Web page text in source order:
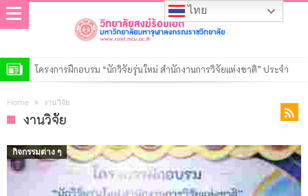
โครงการฝึกอบรม “นักวิจัยรุ่นใหม่ สำนักงานการวิจัยแห่งชาติ” ประจำ
ของสำนักงานตรวจสอบภายใน ประจำปี ๒๕๖๙
ประกาศวิทยาลัยสงฆ์ร้อยเอ็ด มหาวิทยาลัยมหาจุฬาลงกรณราชวิทยาลัย
สาขาวิชารัฐประศาสนศาสตร์ รอบที่ ๒ ประจำปีการศึกษา ๒๕๖๙
เรื่อง รายชื่อผู้มีสิทธิ์เข้าศึกษาต่อหลักสูตรพุทธศาสตรดุษฎีบัณฑิต สาขา
วิชาพระพุทธศาสนา รอบที่ ๒ ประจำปีการศึกษา ๒๕๖๙
ประกาศวิทยาลัยสงฆ์ร้อยเอ็ด มหาวิทยาลัยมหาจุฬาลงกรณราชวิทยาลัย
เรื่อง รายชื่อผู้มีสิทธิ์เข้าศึกษาต่อหลักสูตรพุทธศาสตรมหาบัณฑิต สาขา
ประกาศวิทยาลัยสงฆ์ร้อยเอ็ด มหาวิทยาลัยมหาจุฬาลงกรณราชวิทยาลัย
Home งานวิจัย
งานวิจัย
กิจกรรมต่าง ๆ
ไทย